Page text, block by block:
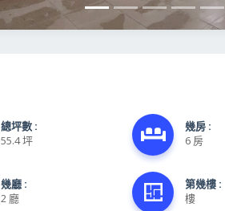
總坪數 :
55.4 坪
幾房 :
6 房
幾廳 :
2 廳
第幾樓 :
樓